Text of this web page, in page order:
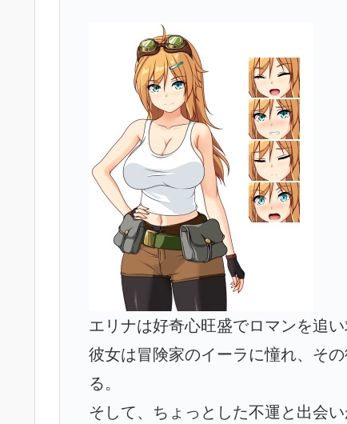
エリナは好奇心旺盛でロマンを追い
彼女は冒険家のイーラに憧れ、そ
る。
そして、ちょっとした不運と出会